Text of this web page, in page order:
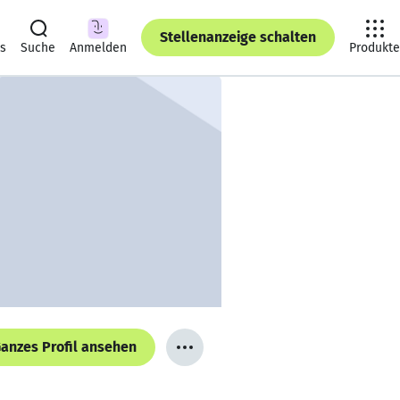
Suche Anmelden
Stellenanzeige schalten
Produkte
Profil ansehen